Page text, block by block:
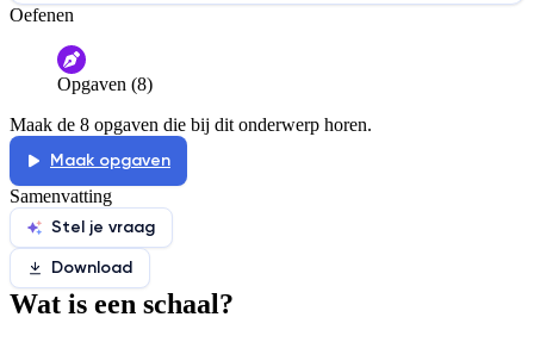
Help ons de video te verbeteren
De audio is slecht
Informatie is onjuist
De docent is te langdradig
De uitleg gaat te langzaam
Afspelen werkte niet
Oefenen
Opgaven (8)
Maak de 8 opgaven die bij dit onderwerp horen.
Maak opgaven
Samenvatting
Stel je vraag
Download
Wat is een schaal?